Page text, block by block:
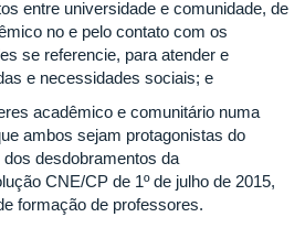
entre universidade e comunidade, de
no e pelo contato com os
se referencie, para atender e
e necessidades sociais; e
acadêmico e comunitário numa
ambos sejam protagonistas do
desdobramentos da
CNE/CP de 1º de julho de 2015,
formação de professores.